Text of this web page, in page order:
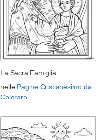
La Sacra Famiglia
nelle Pagine Cristianesimo da
Colorare